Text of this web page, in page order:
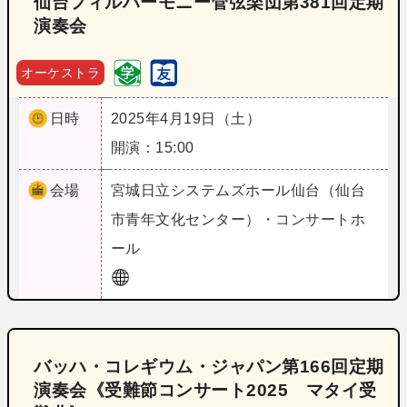
演奏会
オーケストラ
日時
2025年4月19日（土）
開演：15:00
会場 宮城 日立システムズホール仙台（仙台
市青年文化センター）・コンサートホ
ール
バッハ・コレギウム・ジャパン第166回定期
演奏会《受難節コンサート2025 マタイ受